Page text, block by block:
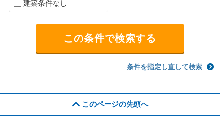
建築条件なし
条件を指定し直して検索
このページの先頭へ